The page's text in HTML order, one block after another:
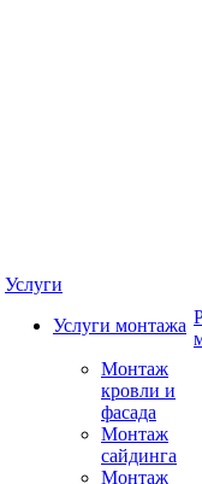
Услуги
Услуги монтажа
Монтаж
кровли и
фасада
Монтаж
сайдинга
Монтаж